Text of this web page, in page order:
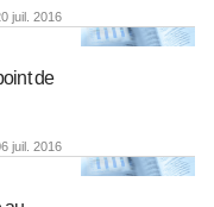
juil. 2016
de
juil. 2016